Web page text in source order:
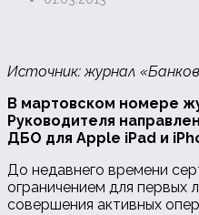
Источник: журнал
В мартовском номере
Руководителя
ДБО для Apple iPad и
До недавнего времени
ограничением для первых
совершения активных